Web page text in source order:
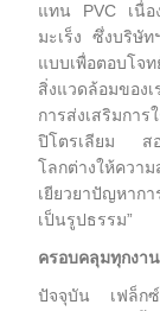
แทน PVC เนื่อ
มะเร็ง ซึ่งบริษั
แบบเพื่อตอบโจ
สิ่งแวดล้อมของ
การส่งเสริมกา
ปิโตรเลียม สอ
โลกต่างให้ควา
เยียวยาปัญหาก
เป็นรูปธรรม”
ครอบคลุมทุกงา
ปัจจุบัน เฟล็ก